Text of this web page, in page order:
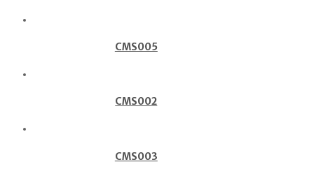
CMS005
CMS002
CMS003